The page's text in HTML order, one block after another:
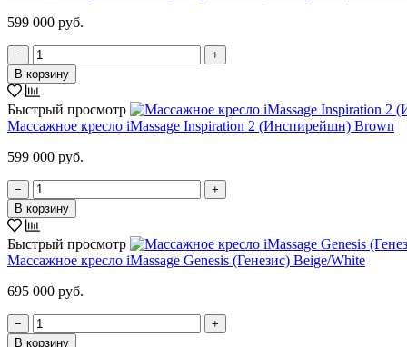
599 000 руб.
−
+
В корзину
Быстрый просмотр
Массажное кресло iMassage Inspiration 2 (Инспирейшн) Brown
599 000 руб.
−
+
В корзину
Быстрый просмотр
Массажное кресло iMassage Genesis (Генезис) Beige/White
695 000 руб.
−
+
В корзину